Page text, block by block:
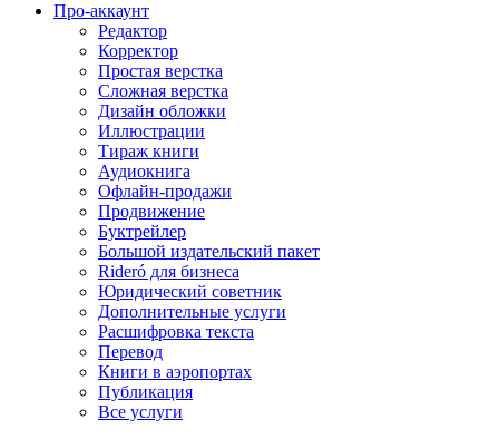
Про-аккаунт
Редактор
Корректор
Простая верстка
Сложная верстка
Дизайн обложки
Иллюстрации
Тираж книги
Аудиокнига
Офлайн-продажи
Продвижение
Буктрейлер
Большой издательский пакет
Rideró для бизнеса
Юридический советник
Дополнительные услуги
Расшифровка текста
Перевод
Книги в аэропортах
Публикация
Все услуги